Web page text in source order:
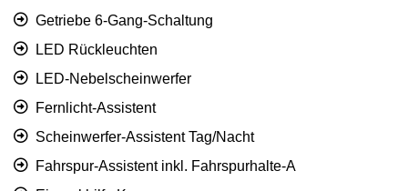
Getriebe 6-Gang-Schaltung
LED Rückleuchten
LED-Nebelscheinwerfer
Fernlicht-Assistent
Scheinwerfer-Assistent Tag/Nacht
Fahrspur-Assistent inkl. Fahrspurhalte-A